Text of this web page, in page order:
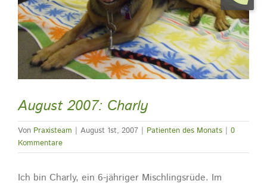
Kontakt
Termine
August 2007: Charly
Von Praxisteam | August 1st, 2007 | Patienten des Monats | 0
Kommentare
Ich bin Charly, ein 6-jähriger Mischlingsrüde. Im